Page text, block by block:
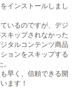
インストールしまし
いるのですが、デジ
キップされなかった
タルコンテンツ商品
ョンをスキップする
早く、信頼できる開
ます！